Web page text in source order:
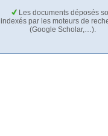
Les documents déposés
indexés par les moteurs de
(Google Scholar,…).